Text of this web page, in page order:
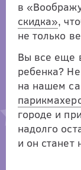
в
скидка»,
не только
Вы все еще
ребенка?
на нашем
городе и
надолго
и он